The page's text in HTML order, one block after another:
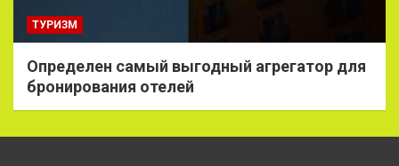
ТУРИЗМ
Определен самый выгодный агрегатор для
бронирования отелей